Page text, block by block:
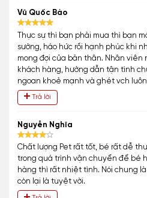
Vũ Quốc Bảo
Thực sự thì bạn phải mua thì bạn
sướng, háo hức rồi hạnh phúc khi
mong đợi của bản thân. Nhân viên
khách hàng, hướng dẫn tận tình
ngoan khoẻ mạnh và ghét vch
Trả lời
Nguyễn Nghĩa
Chất lượng Pet rất tốt, bé rất dễ
trong quá trình vận chuyển để bé
hàng thì rất nhiệt tình. Nói chung
còn lại là tuyệt vời.